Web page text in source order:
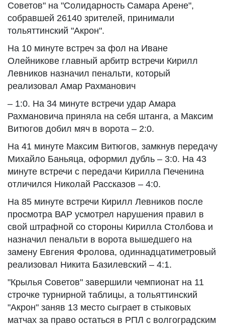
Советов" на "Солидарность Самара Арене",
собравшей 26140 зрителей, принимали
тольяттинский "Акрон".
На 10 минуте встреч за фол на Иване
Олейникове главный арбитр встречи Кирилл
Левников назначил пенальти, который
реализовал Амар Рахманович
– 1:0. На 34 минуте встречи удар Амара
Рахмановича приняла на себя штанга, а Максим
Витюгов добил мяч в ворота – 2:0.
На 41 минуте Максим Витюгов, замкнув передачу
Михайло Баньяца, оформил дубль – 3:0. На 43
минуте встречи с передачи Кирилла Печенина
отличился Николай Рассказов – 4:0.
На 85 минуте встречи Кирилл Левников после
просмотра ВАР усмотрел нарушения правил в
свой штрафной со стороны Кирилла Столбова и
назначил пенальти в ворота вышедшего на
замену Евгения Фролова, одиннадцатиметровый
реализовал Никита Базилевский – 4:1.
"Крылья Советов" завершили чемпионат на 11
строчке турнирной таблицы, а тольяттинский
"Акрон" заняв 13 место сыграет в стыковых
матчах за право остаться в РПЛ с волгоградским